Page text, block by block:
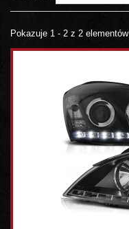
Pokazuje 1 - 2 z 2 elementów